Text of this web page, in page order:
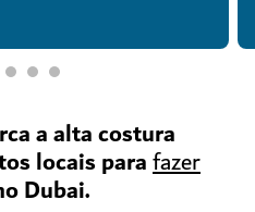
a alta costura
locais parafazer
Dubai.